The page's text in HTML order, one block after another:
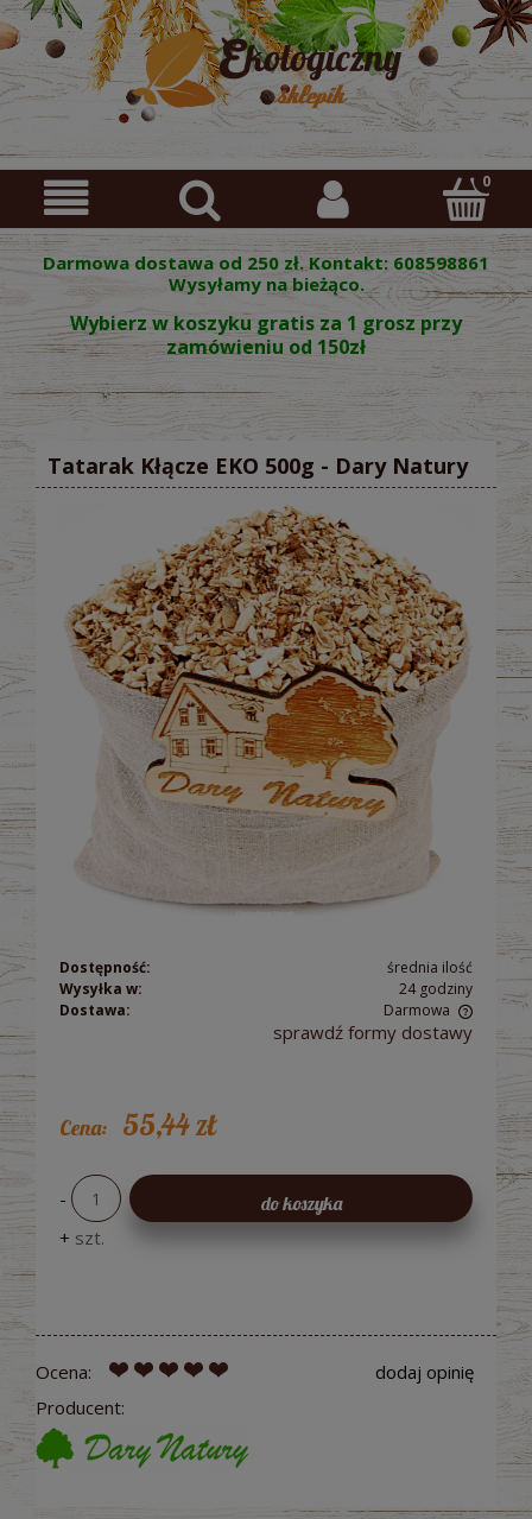
Darmowa dostawa od 250 zł. Kontakt: 608598861
Wysyłamy na bieżąco.
Wybierz w koszyku gratis za 1 grosz przy
zamówieniu od 150zł
Tatarak Kłącze EKO 500g - Dary Natury
Dostępność:
średnia ilość
Wysyłka w:
24 godziny
Dostawa:
Darmowa
Cena nie zawiera ewentualnych kosztów płatności
sprawdź formy dostawy
Cena: 55,44 zł
-
+ szt.
do koszyka
Ocena:
Producent:
dodaj opinię